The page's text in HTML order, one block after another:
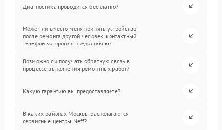
Диагностика проводится бесплатно?
Может ли вместо меня принять устройство
после ремонта другой человек, контактный
телефон которого я предоставлю?
Возможно ли получать обратную связь в
процессе выполнения ремонтных работ?
Какую гарантию вы предоставляете?
В каких районах Москвы располагаются
сервисные центры Neff?